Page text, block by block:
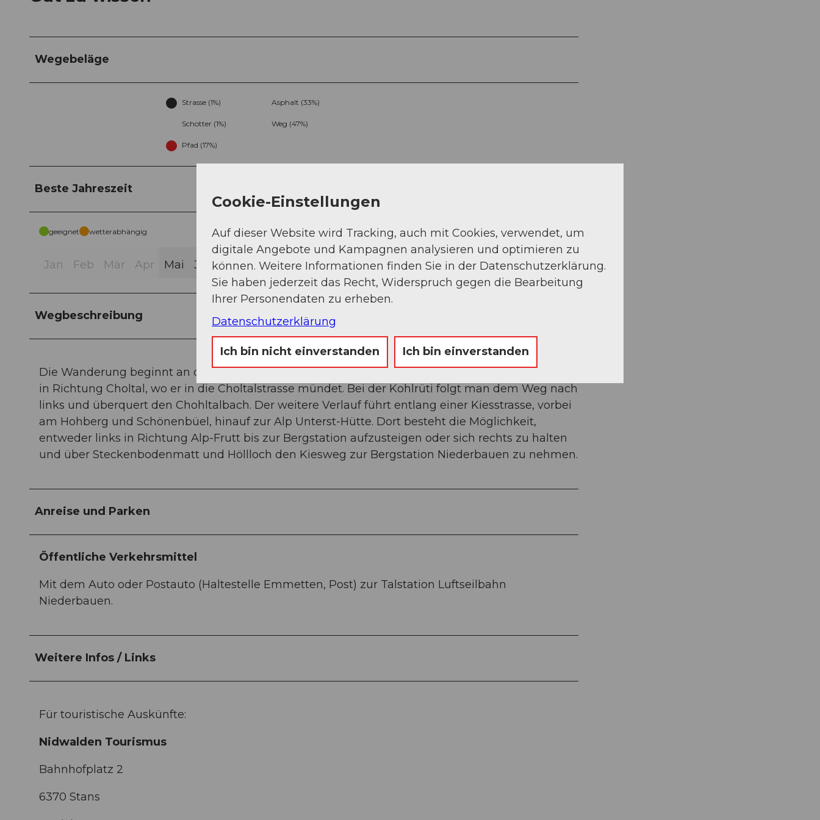
Wegebeläge
Strasse (1%) Asphalt (33%)
Schotter (1%) Weg (47%)
Pfad (17%)
Beste Jahreszeit
geeignet wetterabhängig
Jan Feb Mär Apr Mai Jun Jul Aug Sep Okt Nov Dez
Wegbeschreibung
Die Wanderung beginnt an der Talstation der Luftseilbahn Niederbauen. Zunächst führt der Weg
in Richtung Choltal, wo er in die Choltalstrasse mündet. Bei der Kohlrüti folgt man dem Weg nach
links und überquert den Chohltalbach. Der weitere Verlauf führt entlang einer Kiesstrasse, vorbei
am Hohberg und Schönenbüel, hinauf zur Alp Unterst-Hütte. Dort besteht die Möglichkeit,
entweder links in Richtung Alp-Frutt bis zur Bergstation aufzusteigen oder sich rechts zu halten
und über Steckenbodenmatt und Höllloch den Kiesweg zur Bergstation Niederbauen zu nehmen.
Anreise und Parken
Öffentliche Verkehrsmittel
Mit dem Auto oder Postauto (Haltestelle Emmetten, Post) zur Talstation Luftseilbahn
Niederbauen.
Weitere Infos / Links
Für touristische Auskünfte:
Nidwalden Tourismus
Bahnhofplatz 2
6370 Stans
Cookie-Einstellungen
Auf dieser Website wird Tracking, auch mit Cookies, verwendet, um
digitale Angebote und Kampagnen analysieren und optimieren zu
können. Weitere Informationen finden Sie in der Datenschutzerklärung.
Sie haben jederzeit das Recht, Widerspruch gegen die Bearbeitung
Ihrer Personendaten zu erheben.
Datenschutzerklärung
Ich bin nicht einverstanden Ich bin einverstanden